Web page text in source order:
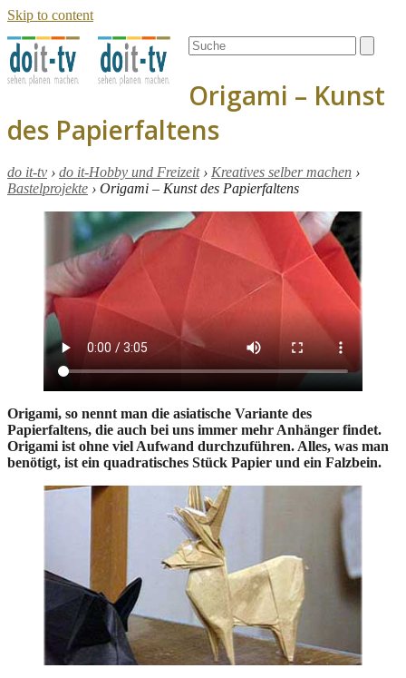
Skip to content
Open
mobile
Close
mobile
Search
Origami – Kunst
des Papierfaltens
do it-tv › do it-Hobby und Freizeit› Kreatives selber machen ›
Bastelprojekte › Origami – Kunst des Papierfaltens
Origami, so nennt man die asiatische Variante des
Papierfaltens, die auch bei uns immer mehr Anhänger findet.
Origami ist ohne viel Aufwand durchzuführen. Alles, was man
benötigt, ist ein quadratisches Stück Papier und ein Falzbein.